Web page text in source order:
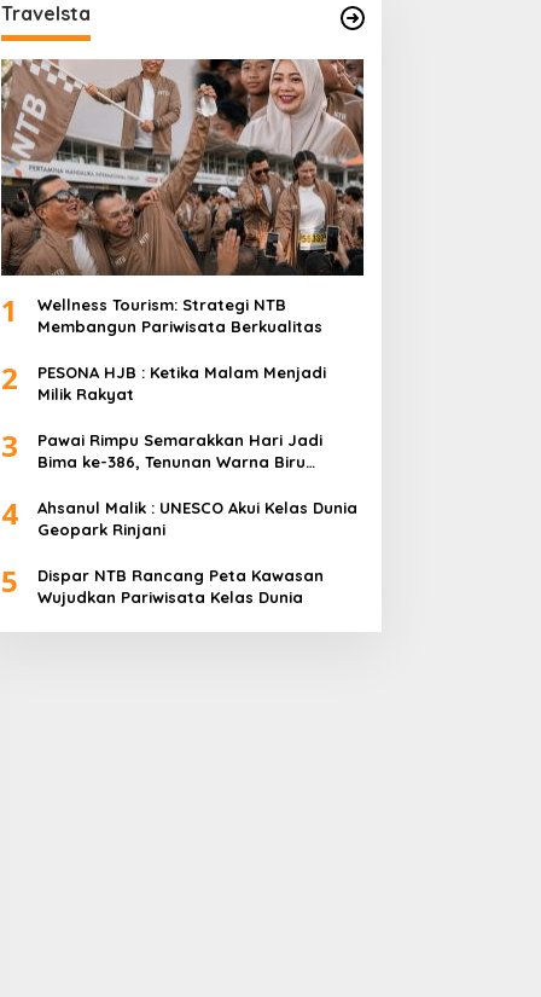
Travelsta
1
Wellness Tourism: Strategi NTB
Membangun Pariwisata Berkualitas
2
PESONA HJB : Ketika Malam Menjadi
Milik Rakyat
3
Pawai Rimpu Semarakkan Hari Jadi
Bima ke-386, Tenunan Warna Biru
4
Ahsanul Malik : UNESCO Akui Kelas Dunia
Geopark Rinjani
5
Dispar NTB Rancang Peta Kawasan
Wujudkan Pariwisata Kelas Dunia